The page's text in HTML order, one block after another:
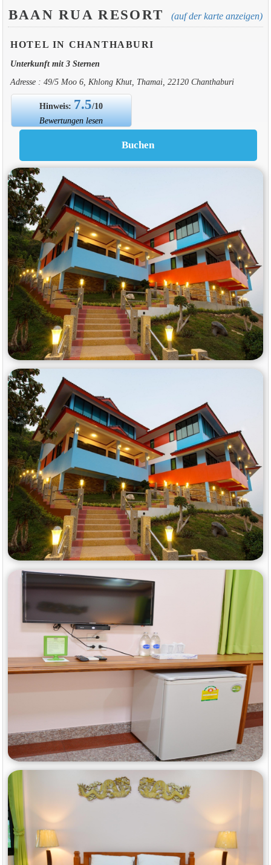
BAAN RUA RESORT (auf der karte anzeigen)
HOTEL IN CHANTHABURI
Unterkunft mit 3 Sternen
Adresse : 49/5 Moo 6, Khlong Khut, Thamai, 22120 Chanthaburi
Hinweis: 7.5/10
Bewertungen lesen